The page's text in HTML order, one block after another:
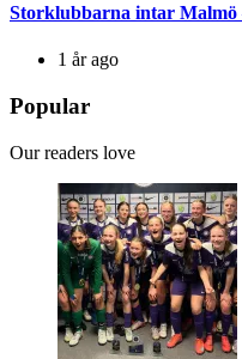
Storklubbarna intar
1 år ago
Popular
Our readers love